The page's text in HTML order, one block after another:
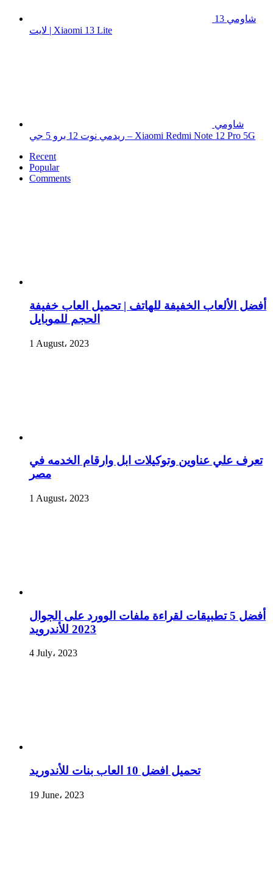
شاومي 13
لايت | Xiaomi 13 Lite
شاومي
ريدمي نوت 12 برو 5 جي – Xiaomi Redmi Note 12 Pro 5G
Recent
Popular
Comments
أفضل الألعاب الخفيفة للهاتف | تحميل العاب خفيفة
الحجم للموبايل
1 August، 2023
تعرف علي عناوين وتوكيلات ابل وارقام الخدمه في
مصر
1 August، 2023
أفضل 5 تطبيقات لقراءة ملفات الوورد على الجوال
2023 للأندرويد
4 July، 2023
تحميل افضل 10 العاب بنات للأندوريد
19 June، 2023